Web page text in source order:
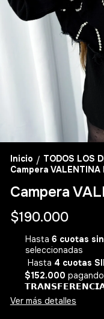
Inicio / TODOS LOS
Campera VALENTINA
Campera
$190.000
Hasta6 cuotas
seleccionadas
Hasta 4 cuotas
$152.000
Ver más detalles